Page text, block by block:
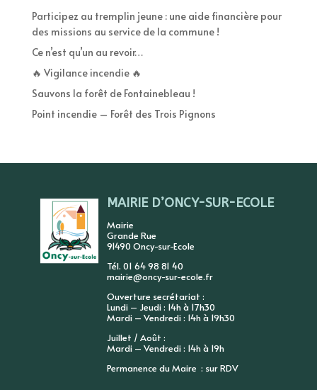
Participez au tremplin jeune : une aide financière pour
des missions au service de la commune !
Ce n’est qu’un au revoir…
🔥 Vigilance incendie 🔥
Sauvons la forêt de Fontainebleau !
Point incendie – Forêt des Trois Pignons
MAIRIE D’ONCY-SUR-ECOLE
Mairie
Grande Rue
91490 Oncy-sur-Ecole
Tél. 01 64 98 81 40
mairie@oncy-sur-ecole.fr
Ouverture secrétariat :
Lundi – Jeudi : 14h à 17h30
Mardi – Vendredi : 14h à 19h30
Juillet / Août :
Mardi – Vendredi : 14h à 19h
Permanence du Maire : sur RDV